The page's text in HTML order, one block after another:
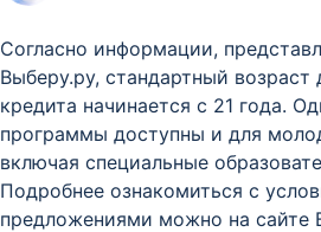
Согласно информации,
Выберу.ру, стандартный возраст
кредита начинается с 21 года.
программы доступны и для
включая специальные
Подробнее ознакомиться с
предложениями можно на сайте